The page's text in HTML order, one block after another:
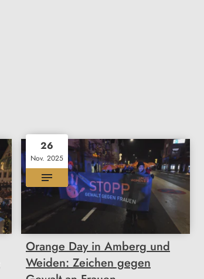
26
Nov. 2025
Orange Day in Amberg und
Weiden: Zeichen gegen